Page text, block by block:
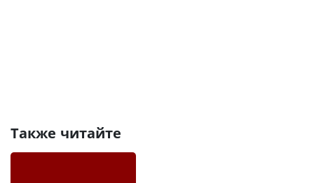
Также читайте